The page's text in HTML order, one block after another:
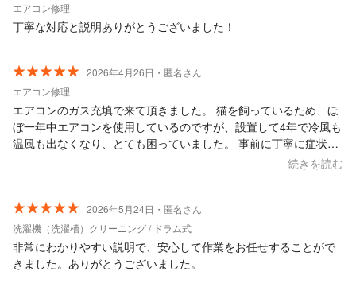
エアコン修理
丁寧な対応と説明ありがとうございました！
2026年4月26日・匿名さん
エアコン修理
エアコンのガス充填で来て頂きました。 猫を飼っているため、ほ
ぼ一年中エアコンを使用しているのですが、設置して4年で冷風も
温風も出なくなり、とても困っていました。 事前に丁寧に症状を
聞いてくださり、当日も丁寧に説明してくださって判りやすかっ
明してくださって本当に感謝しております。 また何かお願いする
案件があったら、ぜひお願いしたいです！
続きを読む
2026年5月24日・匿名さん
洗濯機（洗濯槽）クリーニング / ドラム式
非常にわかりやすい説明で、安心して作業をお任せすることがで
きました。ありがとうございました。